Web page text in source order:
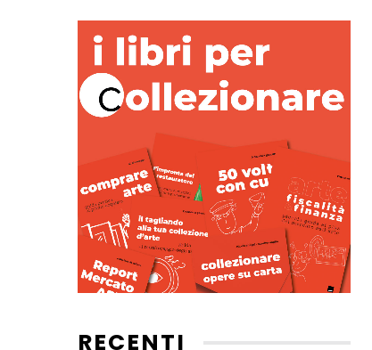
RECENTI